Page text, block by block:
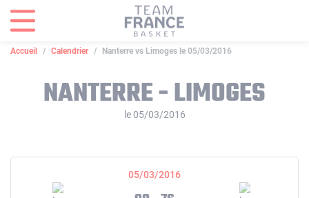
Accueil Calendrier Nanterre vs Limoges le 05/03/2016
NANTERRE - LIMOGES
le 05/03/2016
05/03/2016
Panneau de gestion des cookies